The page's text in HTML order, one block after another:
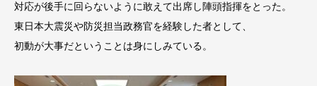
対応が後手に回らないように敢えて出席し陣頭指揮をとった。
東日本大震災や防災担当政務官を経験した者として、
初動が大事だということは身にしみている。